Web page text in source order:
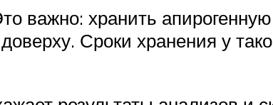
важно: хранить
Сроки хранения у